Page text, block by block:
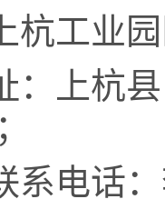
上杭工业
上杭
；
电话：